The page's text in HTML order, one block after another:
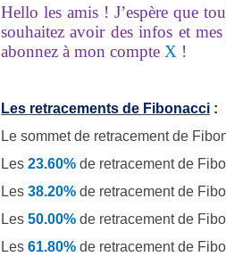
Hello les amis ! J’espère que
souhaitez avoir des infos et
abonnez à mon compte X !
Les retracements de Fibonacci :
Le sommet de retracement de
Les 23.60% de retracement de
Les 38.20% de retracement de
Les 50.00% de retracement de
Les 61.80% de retracement de